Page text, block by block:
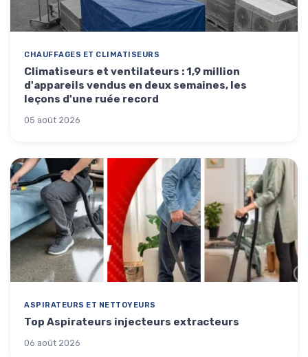
CHAUFFAGES ET CLIMATISEURS
Climatiseurs et ventilateurs : 1,9 million
d'appareils vendus en deux semaines, les
leçons d'une ruée record
05 août 2026
ASPIRATEURS ET NETTOYEURS
Top Aspirateurs injecteurs extracteurs
06 août 2026